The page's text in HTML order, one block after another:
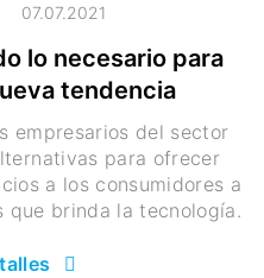
07.07.2021
lo necesario para
tendencia
empresarios del sector
para ofrecer
a los consumidores a
brinda la tecnología.